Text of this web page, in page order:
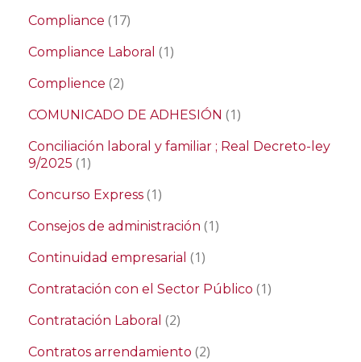
Compliance (17)
Compliance Laboral (1)
Complience (2)
COMUNICADO DE ADHESIÓN (1)
Conciliación laboral y familiar ; Real Decreto-ley
9/2025 (1)
Concurso Express (1)
Consejos de administración (1)
Continuidad empresarial (1)
Contratación con el Sector Público (1)
Contratación Laboral (2)
Contratos arrendamiento (2)